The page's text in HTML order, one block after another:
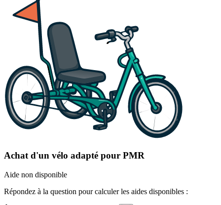
Achat d'un vélo adapté pour PMR
Aide non disponible
Répondez à la question pour calculer les aides disponibles :